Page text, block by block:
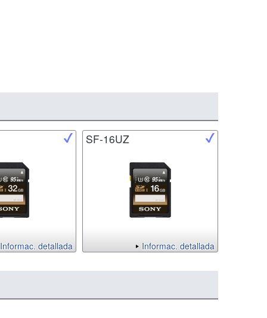
Informac. detallada
SF-16UZ
Informac. detallada